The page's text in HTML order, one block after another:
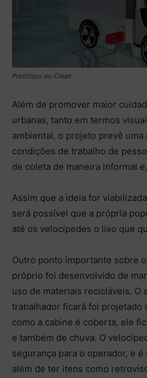
Protótipo do Clean
Além de promover maior
urbanas, tanto em termos
ambiental, o projeto prevê uma
condições de trabalho de
de coleta de maneira informal
Assim que a ideia for
será possível que a própria
até os velocípedes o lixo que
Outro ponto importante sobre
próprio foi desenvolvido de
uso de materiais recicláveis. O
trabalhador ficará foi projetado
como a cabine é coberta, ele
e também de chuva. O
segurança para o operador, e
além de ter itens como